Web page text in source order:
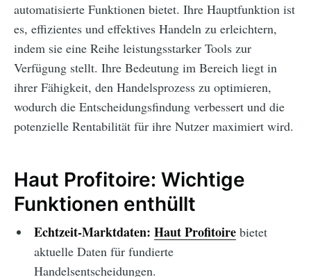
automatisierte Funktionen bietet. Ihre Hauptfunktion ist
es, effizientes und effektives Handeln zu erleichtern,
indem sie eine Reihe leistungsstarker Tools zur
Verfügung stellt. Ihre Bedeutung im Bereich liegt in
ihrer Fähigkeit, den Handelsprozess zu optimieren,
wodurch die Entscheidungsfindung verbessert und die
potenzielle Rentabilität für ihre Nutzer maximiert wird.
Haut Profitoire: Wichtige
Funktionen enthüllt
Echtzeit-Marktdaten: Haut Profitoirebietet
aktuelle Daten für fundierte
Handelsentscheidungen.